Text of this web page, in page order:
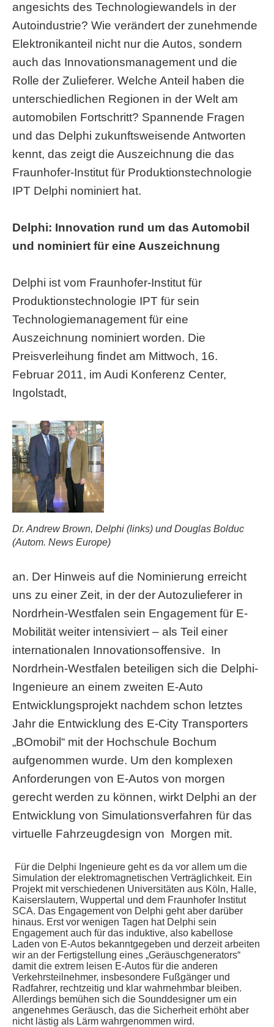
angesichts des Technologiewandels in der
Autoindustrie? Wie verändert der zunehmende
Elektronikanteil nicht nur die Autos, sondern
auch das Innovationsmanagement und die
Rolle der Zulieferer. Welche Anteil haben die
unterschiedlichen Regionen in der Welt am
automobilen Fortschritt? Spannende Fragen
und das Delphi zukunftsweisende Antworten
kennt, das zeigt die Auszeichnung die das
Fraunhofer-Institut für Produktionstechnologie
IPT Delphi nominiert hat.
Delphi: Innovation rund um das Automobil
und nominiert für eine Auszeichnung
Delphi ist vom Fraunhofer-Institut für
Produktionstechnologie IPT für sein
Technologiemanagement für eine
Auszeichnung nominiert worden. Die
Preisverleihung findet am Mittwoch, 16.
Februar 2011, im Audi Konferenz Center,
Ingolstadt,
Dr. Andrew Brown, Delphi (links) und Douglas Bolduc
(Autom. News Europe)
an. Der Hinweis auf die Nominierung erreicht
uns zu einer Zeit, in der der Autozulieferer in
Nordrhein-Westfalen sein Engagement für E-
Mobilität weiter intensiviert – als Teil einer
internationalen Innovationsoffensive. In
Nordrhein-Westfalen beteiligen sich die Delphi-
Ingenieure an einem zweiten E-Auto
Entwicklungsprojekt nachdem schon letztes
Jahr die Entwicklung des E-City Transporters
„BOmobil“ mit der Hochschule Bochum
aufgenommen wurde. Um den komplexen
Anforderungen von E-Autos von morgen
gerecht werden zu können, wirkt Delphi an der
Entwicklung von Simulationsverfahren für das
virtuelle Fahrzeugdesign von Morgen mit.
Für die Delphi Ingenieure geht es da vor allem um die
Simulation der elektromagnetischen Verträglichkeit. Ein
Projekt mit verschiedenen Universitäten aus Köln, Halle,
Kaiserslautern, Wuppertal und dem Fraunhofer Institut
SCA. Das Engagement von Delphi geht aber darüber
hinaus. Erst vor wenigen Tagen hat Delphi sein
Engagement auch für das induktive, also kabellose
Laden von E-Autos bekanntgegeben und derzeit arbeiten
wir an der Fertigstellung eines „Geräuschgenerators“
damit die extrem leisen E-Autos für die anderen
Verkehrsteilnehmer, insbesondere Fußgänger und
Radfahrer, rechtzeitig und klar wahrnehmbar bleiben.
Allerdings bemühen sich die Sounddesigner um ein
angenehmes Geräusch, das die Sicherheit erhöht aber
nicht lästig als Lärm wahrgenommen wird.